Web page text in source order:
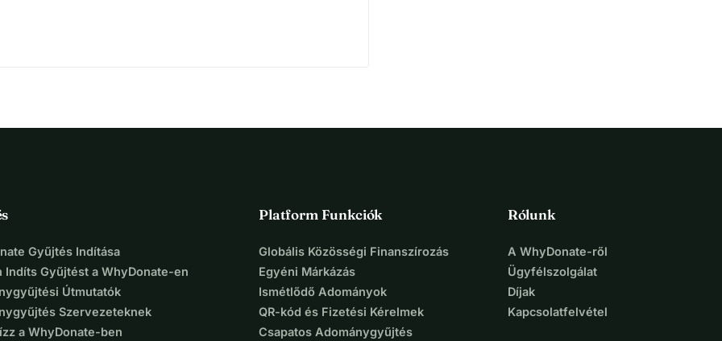
Gyűjtés Indítása
Indíts Gyűjtést a WhyDonate-en
Útmutatók
Szervezeteknek
a WhyDonate-ben
Platform Funkciók
Globális Közösségi Finanszírozás
Egyéni Márkázás
Ismétlődő Adományok
QR-kód és Fizetési Kérelmek
Csapatos Adománygyűjtés
Rólunk
A WhyDonate-ről
Ügyfélszolgálat
Díjak
Kapcsolatfelvétel